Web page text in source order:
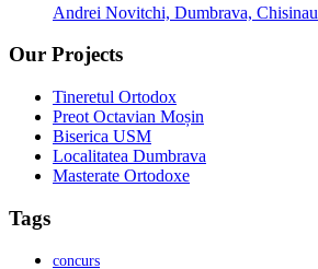
Andrei Novitchi, Dumbrava, Chisinau
Our Projects
Tineretul Ortodox
Preot Octavian Moșin
Biserica USM
Localitatea Dumbrava
Masterate Ortodoxe
Tags
concurs